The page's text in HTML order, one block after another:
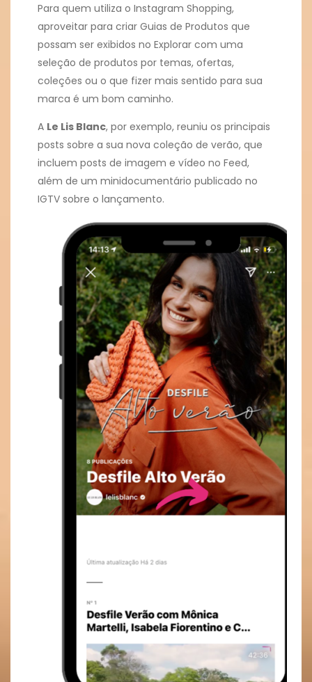
Para quem utiliza o Instagram Shopping,
aproveitar para criar Guias de Produtos que
possam ser exibidos no Explorar com uma
seleção de produtos por temas, ofertas,
coleções ou o que fizer mais sentido para sua
marca é um bom caminho.
A Le Lis Blanc, por exemplo, reuniu os principais
posts sobre a sua nova coleção de verão, que
incluem posts de imagem e vídeo no Feed,
além de um minidocumentário publicado no
IGTV sobre o lançamento.